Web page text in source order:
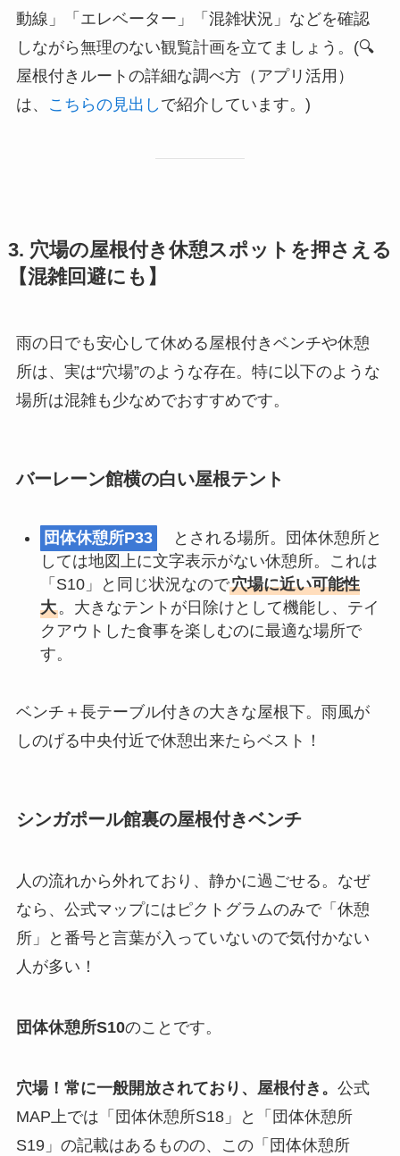
動線」「エレベーター」「混雑状況」などを確認
しながら無理のない観覧計画を立てましょう。(🔍
屋根付きルートの詳細な調べ方（アプリ活用）
は、
こちらの見出し で紹介しています。)
3. 穴場の屋根付き休憩スポットを押さえる
【混雑回避にも】
雨の日でも安心して休める屋根付きベンチや休憩
所は、実は“穴場”のような存在。特に以下のような
場所は混雑も少なめでおすすめです。
バーレーン館横の白い屋根テント
団体休憩所P33
とされる場所。団体休憩所と
しては地図上に文字表示がない休憩所。これは
「S10」と同じ状況なので穴場に近い可能性
大。大きなテントが日除けとして機能し、テイ
クアウトした食事を楽しむのに最適な場所で
す。
ベンチ＋長テーブル付きの大きな屋根下。雨風が
しのげる中央付近で休憩出来たらベスト！
シンガポール館裏の屋根付きベンチ
人の流れから外れており、静かに過ごせる。なぜ
なら、公式マップにはピクトグラムのみで「休憩
所」と番号と言葉が入っていないので気付かない
人が多い！
団体休憩所S10のことです。
穴場！常に一般開放されており、屋根付き。 公式
MAP上では「団体休憩所S18」と「団体休憩所
S19」の記載はあるものの、この「団体休憩所